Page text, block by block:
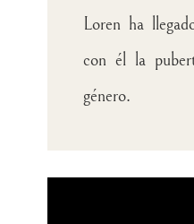
Loren ha
con él la
género.